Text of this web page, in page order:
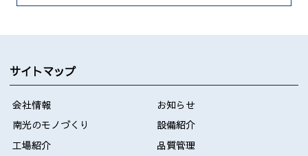
サイトマップ
会社情報
お知らせ
南光のモノづくり
設備紹介
工場紹介
品質管理